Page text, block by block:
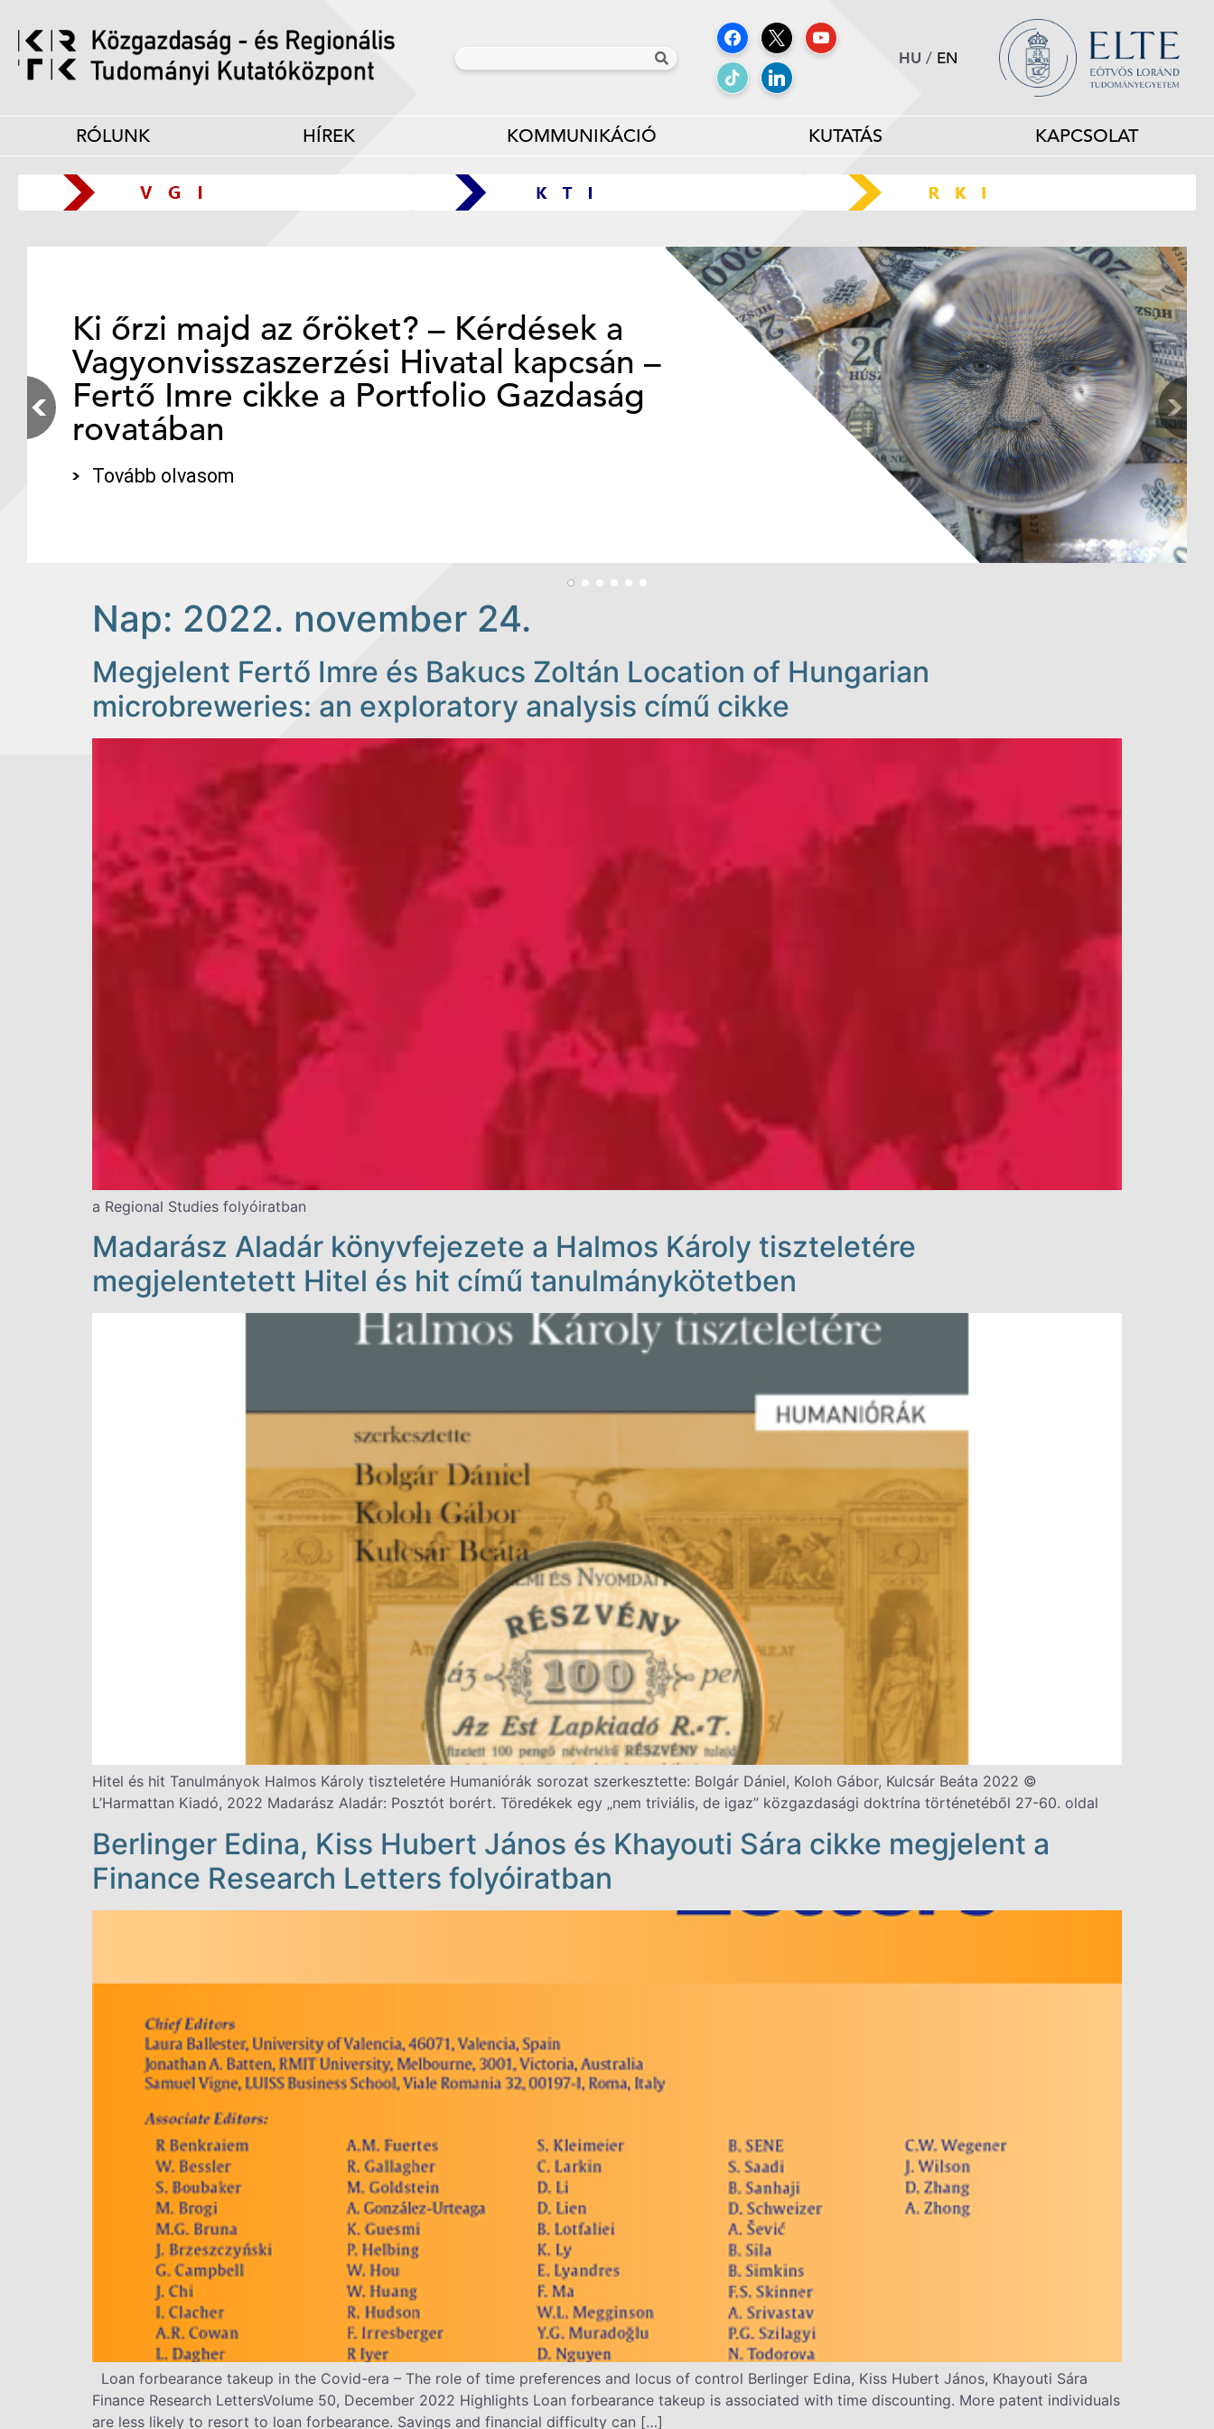
HU / EN
RÓLUNK HÍREK KOMMUNIKÁCIÓ KUTATÁS KAPCSOLAT
Ki őrzi majd az őröket? – Kérdések a
Vagyonvisszaszerzési Hivatal kapcsán –
Fertő Imre cikke a Portfolio Gazdaság
rovatában
Tovább olvasom
Nap: 2022. november 24.
Megjelent Fertő Imre és Bakucs Zoltán Location of Hungarian
microbreweries: an exploratory analysis című cikke
a Regional Studies folyóiratban
Madarász Aladár könyvfejezete a Halmos Károly tiszteletére
megjelentetett Hitel és hit című tanulmánykötetben
Hitel és hit Tanulmányok Halmos Károly tiszteletére Humaniórák sorozat szerkesztette: Bolgár Dániel, Koloh Gábor, Kulcsár Beáta 2022 ©
L’Harmattan Kiadó, 2022 Madarász Aladár: Posztót borért. Töredékek egy „nem triviális, de igaz” közgazdasági doktrína történetéből 27-60. oldal
Berlinger Edina, Kiss Hubert János és Khayouti Sára cikke megjelent a
Finance Research Letters folyóiratban
Loan forbearance takeup in the Covid-era – The role of time preferences and locus of control Berlinger Edina, Kiss Hubert János, Khayouti Sára
Finance Research LettersVolume 50, December 2022 Highlights Loan forbearance takeup is associated with time discounting. More patent individuals
are less likely to resort to loan forbearance. Savings and financial difficulty can […]